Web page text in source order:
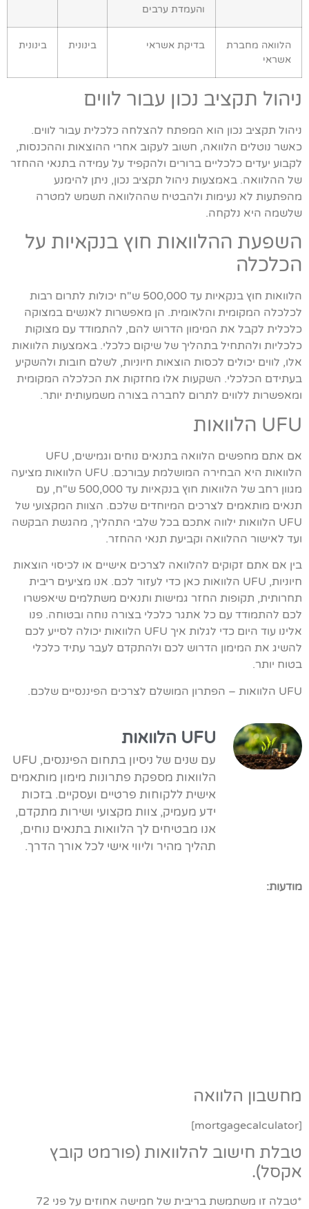
והעמדת ערבים
הלוואה מחברת
אשראי
בדיקת אשראי בינונית בינונית
ניהול תקציב נכון עבור לווים
ניהול תקציב נכון הוא המפתח להצלחה כלכלית עבור לווים.
כאשר נוטלים הלוואה, חשוב לעקוב אחרי ההוצאות וההכנסות,
לקבוע יעדים כלכליים ברורים ולהקפיד על עמידה בתנאי ההחזר
של ההלוואה. באמצעות ניהול תקציב נכון, ניתן להימנע
מהפתעות לא נעימות ולהבטיח שההלוואה תשמש למטרה
שלשמה היא נלקחה.
השפעת ההלוואות חוץ בנקאיות על
הכלכלה
הלוואות חוץ בנקאיות עד 500,000 ש"ח יכולות לתרום רבות
לכלכלה המקומית והלאומית. הן מאפשרות לאנשים במצוקה
כלכלית לקבל את המימון הדרוש להם, להתמודד עם מצוקות
כלכליות ולהתחיל בתהליך של שיקום כלכלי. באמצעות הלוואות
אלו, לווים יכולים לכסות הוצאות חיוניות, לשלם חובות ולהשקיע
בעתידם הכלכלי. השקעות אלו מחזקות את הכלכלה המקומית
ומאפשרות ללווים לתרום לחברה בצורה משמעותית יותר.
UFU הלוואות
אם אתם מחפשים הלוואה בתנאים נוחים וגמישים, UFU
הלוואות היא הבחירה המושלמת עבורכם. UFU הלוואות מציעה
מגוון רחב של הלוואות חוץ בנקאיות עד 500,000 ש"ח, עם
תנאים מותאמים לצרכים המיוחדים שלכם. הצוות המקצועי של
UFU הלוואות ילווה אתכם בכל שלבי התהליך, מהגשת הבקשה
ועד לאישור ההלוואה וקביעת תנאי ההחזר.
בין אם אתם זקוקים להלוואה לצרכים אישיים או לכיסוי הוצאות
חיוניות, UFU הלוואות כאן כדי לעזור לכם. אנו מציעים ריבית
תחרותית, תקופות החזר גמישות ותנאים משתלמים שיאפשרו
לכם להתמודד עם כל אתגר כלכלי בצורה נוחה ובטוחה. פנו
אלינו עוד היום כדי לגלות איך UFU הלוואות יכולה לסייע לכם
להשיג את המימון הדרוש לכם ולהתקדם לעבר עתיד כלכלי
בטוח יותר.
UFU הלוואות – הפתרון המושלם לצרכים הפיננסיים שלכם.
UFU הלוואות
עם שנים של ניסיון בתחום הפיננסים, UFU
הלוואות מספקת פתרונות מימון מותאמים
אישית ללקוחות פרטיים ועסקיים. בזכות
ידע מעמיק, צוות מקצועי ושירות מתקדם,
אנו מבטיחים לך הלוואות בתנאים נוחים,
תהליך מהיר וליווי אישי לכל אורך הדרך.
מודעות:
מחשבון הלוואה
[mortgagecalculator]
טבלת חישוב להלוואות (פורמט קובץ
אקסל).
*טבלה זו משתמשת בריבית של חמישה אחוזים על פני 72